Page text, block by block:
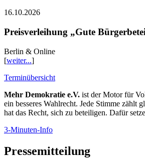
16.10.2026
Preisverleihung „Gute
Berlin & Online
[weiter...]
Terminübersicht
Mehr Demokratie e.V. ist der Motor für
ein besseres Wahlrecht. Jede Stimme zählt
hat das Recht, sich zu beteiligen. Dafür
3-Minuten-Info
Pressemitteilung